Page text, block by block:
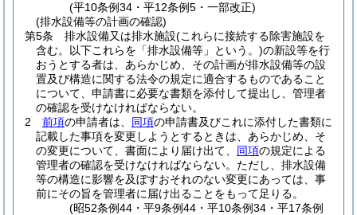
(平10条例34・平12条例5・一部改正)
(排水設備等の計画の確認)
第5条
排水設備又は排水施設(これらに接続する除害施設を
含む。以下これらを「排水設備等」という。)の新設等を行
おうとする者は、あらかじめ、その計画が排水設備等の設
置及び構造に関する法令の規定に適合するものであること
について、申請書に必要な書類を添付して提出し、管理者
の確認を受けなければならない。
2
前項の申請者は、 同項の申請書及びこれに添付した書類に
記載した事項を変更しようとするときは、あらかじめ、そ
の変更について、書面により届け出て、 同項の規定による
管理者の確認を受けなければならない。 ただし、排水設備
等の構造に影響を及ぼすおそれのない変更にあっては、事
前にその旨を管理者に届け出ることをもって足りる。
(昭52条例44・平9条例44・平10条例34・平17条例